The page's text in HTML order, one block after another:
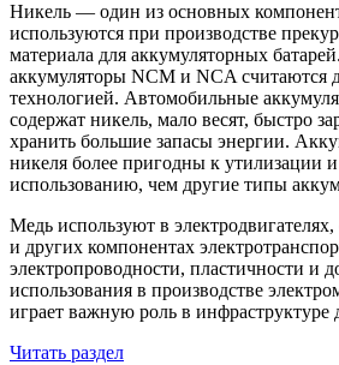
Никель — один из основных
используются при производстве
материала для аккумуляторных
аккумуляторы NCM и NCA
технологией. Автомобильные
содержат никель, мало весят, быстро
хранить большие запасы энергии.
никеля более пригодны к утилизации
использованию, чем другие типы
Медь используют в электродвигателях,
и других компонентах
электропроводности, пластичности и
использования в производстве
играет важную роль в инфраструктуре
Читать раздел